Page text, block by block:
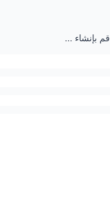
قم بإنشاء ...